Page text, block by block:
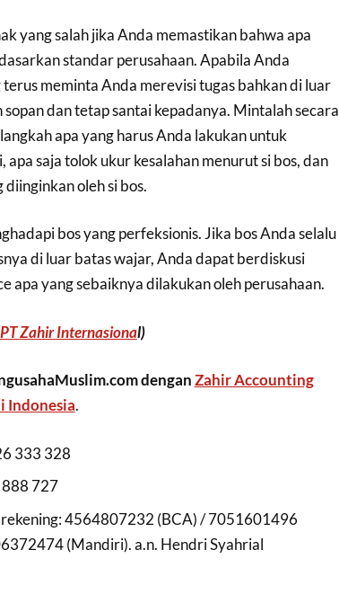
yang salah jika Anda memastikan bahwa apa
standar perusahaan. Apabila Anda
meminta Anda merevisi tugas bahkan di luar
dan tetap santai kepadanya. Mintalah secara
apa yang harus Anda lakukan untuk
saja tolok ukur kesalahan menurut si bos, dan
oleh si bos.
bos yang perfeksionis. Jika bos Anda selalu
di luar batas wajar, Anda dapat berdiskusi
apa yang sebaiknya dilakukan oleh perusahaan.
Zahir Internasional)
denganZahir Accounting
Indonesia.
333 328
727
4564807232 (BCA) / 7051601496
(Mandiri). a.n. Hendri Syahrial